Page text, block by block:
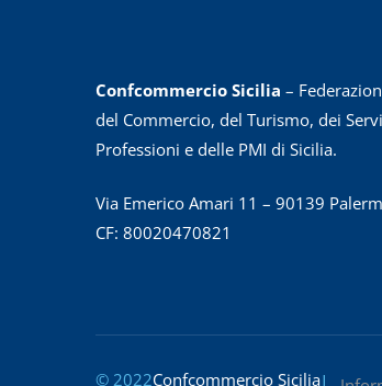
Confcommercio Sicilia –
del Commercio, del Turismo, dei
Professioni e delle PMI di Sicilia.
Via Emerico Amari 11 – 90139
CF: 80020470821
© 2022Confcommercio Sicilia|